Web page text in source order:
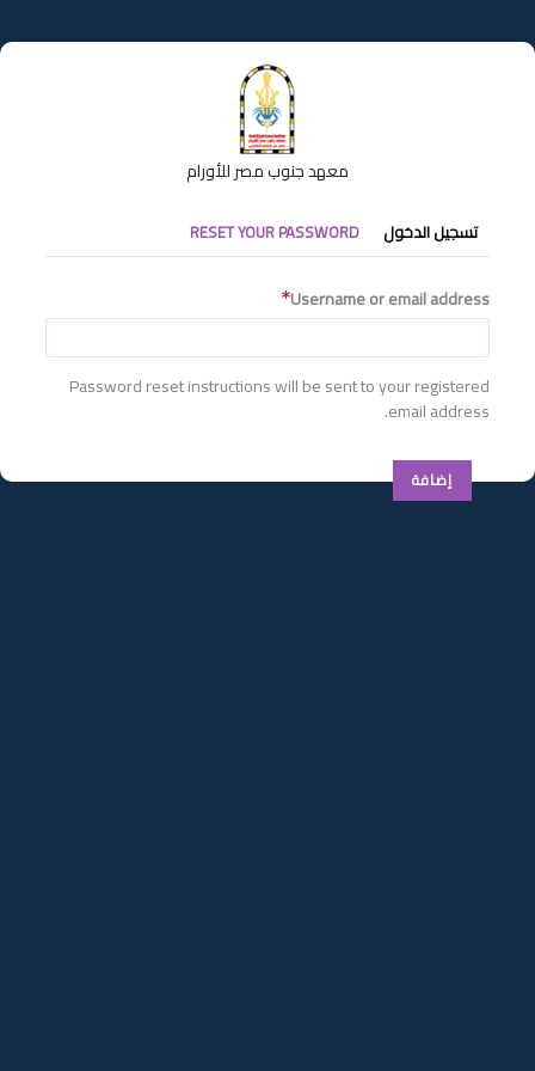
إلى
المحتوى
معهد جنوب مصر للأورام
التبويبات
الأساسية
تسجيل الدخول RESET YOUR PASSWORD
Username or email address
Password reset instructions will be sent to your registered
email address.